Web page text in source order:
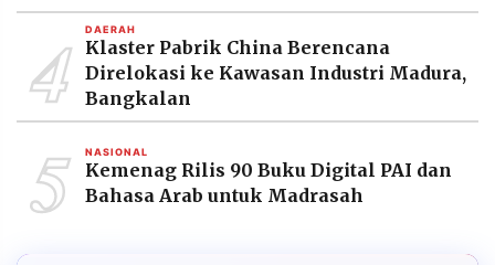
4 DAERAH
Klaster Pabrik China Berencana
Direlokasi ke Kawasan Industri Madura,
Bangkalan
5 NASIONAL
Kemenag Rilis 90 Buku Digital PAI dan
Bahasa Arab untuk Madrasah